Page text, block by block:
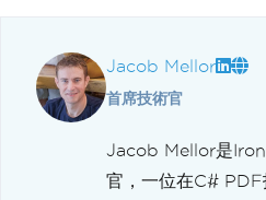
Jacob Mellor
首席技術官
Jacob Mellor是
官，一位在C# PDF